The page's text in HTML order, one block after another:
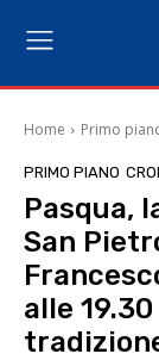
Home Primo
PRIMO PIANO
Pasqua,
San
alle